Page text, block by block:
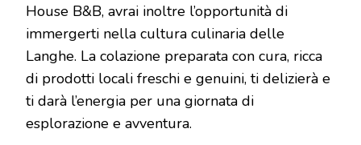
House B&B, avrai inoltre l’opportunità di
immergerti nella cultura culinaria delle
Langhe. La colazione preparata con cura, ricca
di prodotti locali freschi e genuini, ti delizierà e
ti darà l’energia per una giornata di
esplorazione e avventura.